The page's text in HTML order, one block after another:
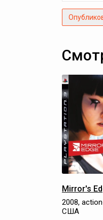
Mirror's
2008,
США